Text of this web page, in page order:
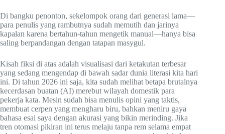
Di bangku penonton, sekelompok orang dari generasi lama—
para penulis yang rambutnya sudah memutih dan jarinya
kapalan karena bertahun-tahun mengetik manual—hanya bisa
saling berpandangan dengan tatapan masygul.
Kisah fiksi di atas adalah visualisasi dari ketakutan terbesar
yang sedang mengendap di bawah sadar dunia literasi kita hari
ini. Di tahun 2026 ini saja, kita sudah melihat betapa brutalnya
kecerdasan buatan (AI) merebut wilayah domestik para
pekerja kata. Mesin sudah bisa menulis opini yang taktis,
membuat cerpen yang mengharu biru, bahkan meniru gaya
bahasa esai saya dengan akurasi yang bikin merinding. Jika
tren otomasi pikiran ini terus melaju tanpa rem selama empat